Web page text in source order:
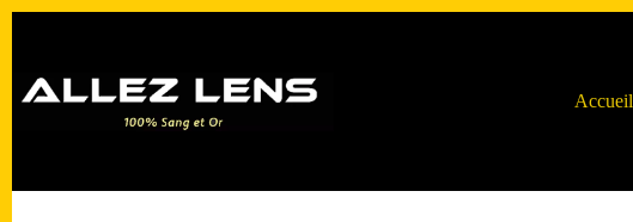
Accueil